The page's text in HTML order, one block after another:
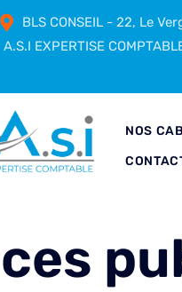
BLS CONSEIL - 22, Le
A.S.I EXPERTISE
NOS